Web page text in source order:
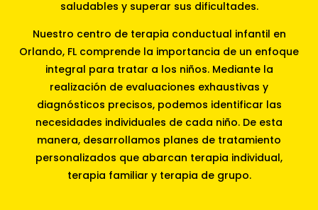
saludables y superar sus dificultades.
Nuestro centro de terapia conductual infantil en
Orlando, FL comprende la importancia de un enfoque
integral para tratar a los niños. Mediante la
realización de evaluaciones exhaustivas y
diagnósticos precisos, podemos identificar las
necesidades individuales de cada niño. De esta
manera, desarrollamos planes de tratamiento
personalizados que abarcan terapia individual,
terapia familiar y terapia de grupo.